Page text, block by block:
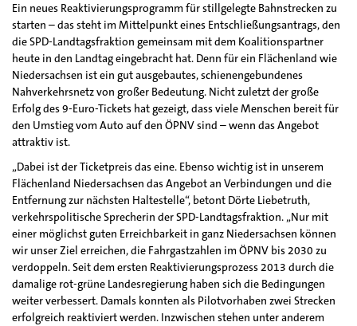
Ein neues Reaktivierungsprogramm für stillgelegte Bahnstrecken zu
starten – das steht im Mittelpunkt eines Entschließungsantrags, den
die SPD-Landtagsfraktion gemeinsam mit dem Koalitionspartner
heute in den Landtag eingebracht hat. Denn für ein Flächenland wie
Niedersachsen ist ein gut ausgebautes, schienengebundenes
Nahverkehrsnetz von großer Bedeutung. Nicht zuletzt der große
Erfolg des 9-Euro-Tickets hat gezeigt, dass viele Menschen bereit für
den Umstieg vom Auto auf den ÖPNV sind – wenn das Angebot
attraktiv ist.
„Dabei ist der Ticketpreis das eine. Ebenso wichtig ist in unserem
Flächenland Niedersachsen das Angebot an Verbindungen und die
Entfernung zur nächsten Haltestelle“, betont Dörte Liebetruth,
verkehrspolitische Sprecherin der SPD-Landtagsfraktion. „Nur mit
einer möglichst guten Erreichbarkeit in ganz Niedersachsen können
wir unser Ziel erreichen, die Fahrgastzahlen im ÖPNV bis 2030 zu
verdoppeln. Seit dem ersten Reaktivierungsprozess 2013 durch die
damalige rot-grüne Landesregierung haben sich die Bedingungen
weiter verbessert. Damals konnten als Pilotvorhaben zwei Strecken
erfolgreich reaktiviert werden. Inzwischen stehen unter anderem